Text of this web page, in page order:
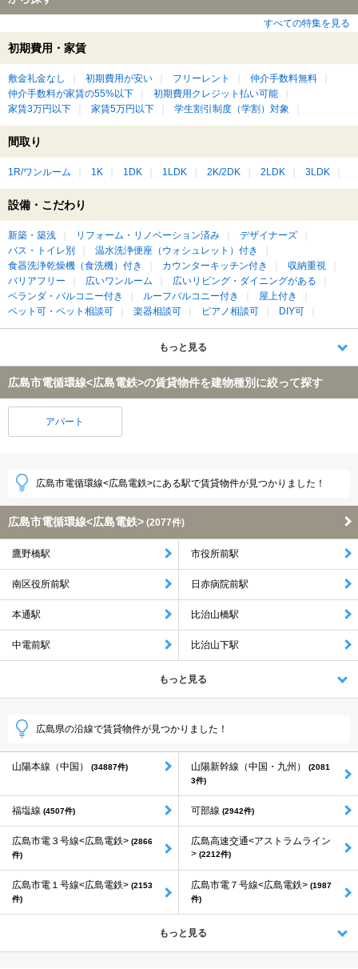
すべての特集を見る
初期費用・家賃
敷金礼金なし 初期費用が安い フリーレント
仲介手数料無料
仲介手数料が家賃の55%以下
初期費用クレジット払い可能
家賃3万円以下
家賃5万円以下 学生割引制度（学割）対象
間取り
1R/ワンルーム 1K 1DK 1LDK 2K/2DK 2LDK 3LDK
設備・こだわり
新築・築浅 リフォーム・リノベーション済み
デザイナーズ
バス・トイレ別
温水洗浄便座（ウォシュレット）付き
食器洗浄乾燥機（食洗機）付き
カウンターキッチン付き
収納重視
バリアフリー
広いワンルーム
広いリビング・ダイニングがある
ベランダ・バルコニー付き
ルーフバルコニー付き
屋上付き
ペット可・ペット相談可
楽器相談可 ピアノ相談可 DIY可
もっと見る
広島市電循環線<広島電鉄>の賃貸物件を建物種別に絞って探す
アパート
広島市電循環線<広島電鉄>にある駅で賃貸物件が見つかりました！
広島市電循環線<広島電鉄> (2077件)
鷹野橋駅 市役所前駅
南区役所前駅 日赤病院前駅
本通駅 比治山橋駅
中電前駅 比治山下駅
もっと見る
広島県の沿線で賃貸物件が見つかりました！
山陽本線（中国） (34887件) 山陽新幹線（中国・九州）
(2081
3件)
福塩線 (4507件) 可部線 (2942件)
広島市電３号線<広島電鉄> (2866
件)
広島高速交通<アストラムライン
> (2212件)
広島市電１号線<広島電鉄> (2153
件)
広島市電７号線<広島電鉄> (1987
件)
もっと見る